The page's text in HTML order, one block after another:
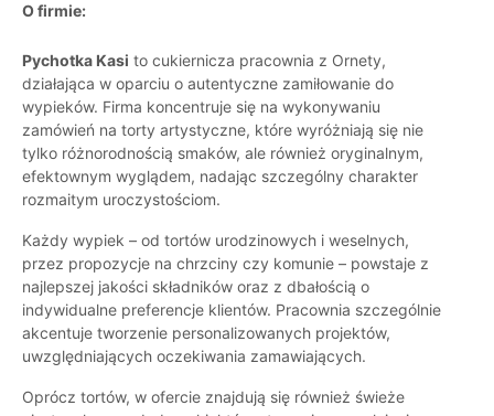
O firmie:
Pychotka Kasi to cukiernicza pracownia z Ornety,
działająca w oparciu o autentyczne zamiłowanie do
wypieków. Firma koncentruje się na wykonywaniu
zamówień na torty artystyczne, które wyróżniają się nie
tylko różnorodnością smaków, ale również oryginalnym,
efektownym wyglądem, nadając szczególny charakter
rozmaitym uroczystościom.
Każdy wypiek – od tortów urodzinowych i weselnych,
przez propozycje na chrzciny czy komunie – powstaje z
najlepszej jakości składników oraz z dbałością o
indywidualne preferencje klientów. Pracownia szczególnie
akcentuje tworzenie personalizowanych projektów,
uwzględniających oczekiwania zamawiających.
Oprócz tortów, w ofercie znajdują się również świeże